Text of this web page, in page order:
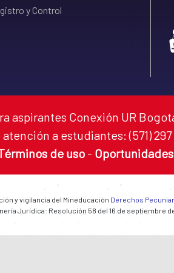
y Control
aspirantes Conexión UR
a estudiantes: (571)
de uso -
y vigilancia del Mineducación Derechos
Jurídica: Resolución 58 del 16 de septiembre